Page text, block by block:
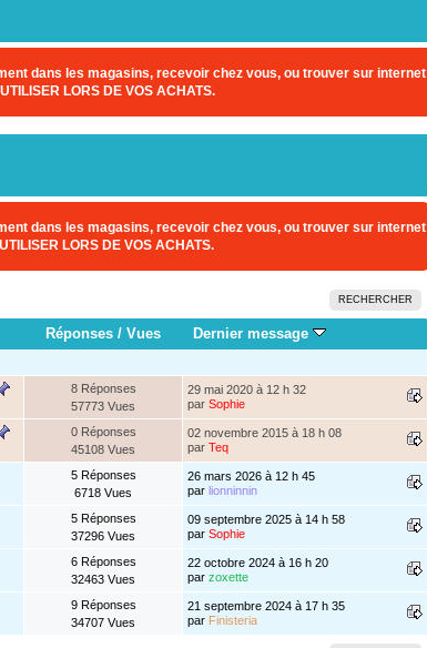
dans les magasins, recevoir chez vous, ou trouver sur internet
LORS DE VOS ACHATS.
dans les magasins, recevoir chez vous, ou trouver sur internet
LORS DE VOS ACHATS.
RECHERCHER
Réponses/ Vues Dernier message
8 Réponses
57773 Vues
29 mai 2020 à 12 h 32
parSophie
0 Réponses
45108 Vues
02 novembre 2015 à 18 h 08
parTeq
5 Réponses
6718 Vues
26 mars 2026 à 12 h 45
parlionninnin
5 Réponses
37296 Vues
09 septembre 2025 à 14 h 58
parSophie
6 Réponses
32463 Vues
22 octobre 2024 à 16 h 20
parzoxette
9 Réponses
34707 Vues
21 septembre 2024 à 17 h 35
par Finisteria